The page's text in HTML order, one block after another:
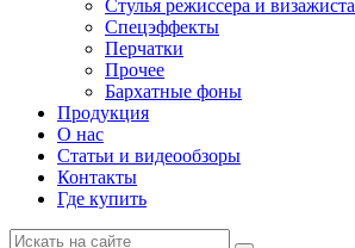
Стулья режиссера и визажиста
Спецэффекты
Перчатки
Прочее
Бархатные фоны
Продукция
О нас
Статьи и видеообзоры
Контакты
Где купить